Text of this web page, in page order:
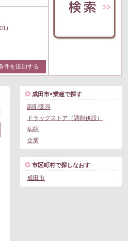
件を追加する
成田市×業種で探す
調剤薬局
ドラッグストア（調剤併設）
病院
企業
市区町村で探しなおす
成田市